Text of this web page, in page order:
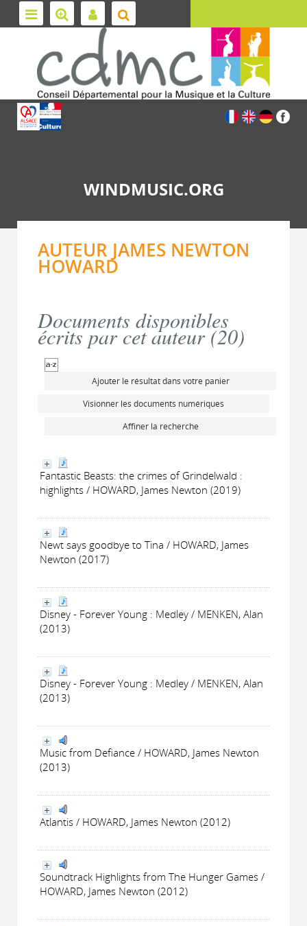
WINDMUSIC.ORG
AUTEUR JAMES NEWTON
HOWARD
Documents disponibles
écrits par cet auteur (20)
Ajouter le résultat dans votre panier
Visionner les documents numériques
Affiner la recherche
Fantastic Beasts: the crimes of Grindelwald :
highlights / HOWARD, James Newton (2019)
Newt says goodbye to Tina / HOWARD, James
Newton (2017)
Disney - Forever Young : Medley / MENKEN, Alan
(2013)
Disney - Forever Young : Medley / MENKEN, Alan
(2013)
Music from Defiance / HOWARD, James Newton
(2013)
Atlantis / HOWARD, James Newton (2012)
Soundtrack Highlights from The Hunger Games /
HOWARD, James Newton (2012)